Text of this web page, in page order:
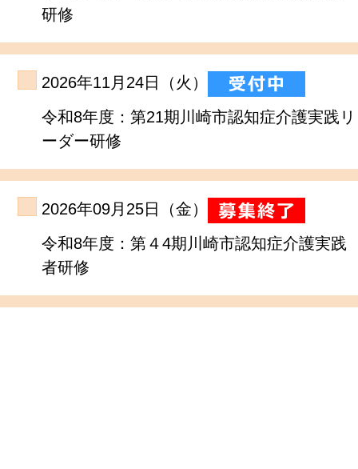
研修
2026年11月24日（火）
令和8年度：第21期川崎市認知症介護実践リ
ーダー研修
2026年09月25日（金）
令和8年度：第４4期川崎市認知症介護実践
者研修